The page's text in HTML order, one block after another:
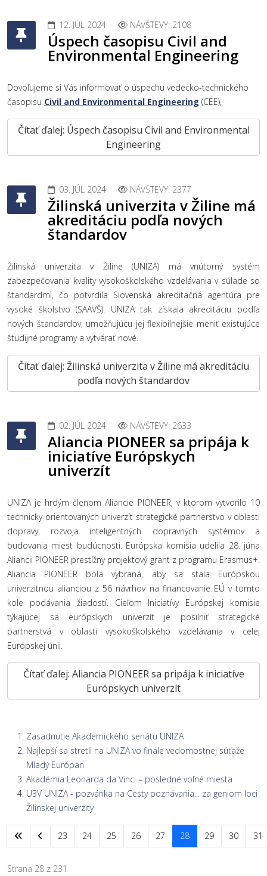
12. JÚL 2024 NÁVŠTEVY: 2108
Úspech časopisu Civil and
Environmental Engineering
Dovoľujeme si Vás informovať o úspechu vedecko-technického
časopisu Civil and Environmental Engineering (CEE),
Čítať ďalej: Úspech časopisu Civil and Environmental
Engineering
03. JÚL 2024 NÁVŠTEVY: 2377
Žilinská univerzita v Žiline má
akreditáciu podľa nových
štandardov
Žilinská univerzita v Žiline (UNIZA) má vnútorný systém
zabezpečovania kvality vysokoškolského vzdelávania v súlade so
štandardmi, čo potvrdila Slovenská akreditačná agentúra pre
vysoké školstvo (SAAVŠ). UNIZA tak získala akreditáciu podľa
nových štandardov, umožňujúcu jej flexibilnejšie meniť existujúce
študijné programy a vytvárať nové.
Čítať ďalej: Žilinská univerzita v Žiline má akreditáciu
podľa nových štandardov
02. JÚL 2024 NÁVŠTEVY: 2633
Aliancia PIONEER sa pripája k
iniciatíve Európskych
univerzít
UNIZA je hrdým členom Aliancie PIONEER, v ktorom vytvorilo 10
technicky orientovaných univerzít strategické partnerstvo v oblasti
dopravy, rozvoja inteligentných dopravných systémov a
budovania miest budúcnosti. Európska komisia udelila 28. júna
Aliancii PIONEER prestížny projektový grant z programu Erasmus+.
Aliancia PIONEER bola vybraná, aby sa stala Európskou
univerzitnou alianciou z 56 návrhov na financovanie EÚ v tomto
kole podávania žiadostí. Cieľom Iniciatívy Európskej komisie
týkajúcej sa európskych univerzít je posilniť strategické
partnerstvá v oblasti vysokoškolského vzdelávania v celej
Európskej únii.
Čítať ďalej: Aliancia PIONEER sa pripája k iniciatíve
Európskych univerzít
Zasadnutie Akademického senátu UNIZA
Najlepší sa stretli na UNIZA vo finále vedomostnej súťaže
Mladý Európan
Akadémia Leonarda da Vinci – posledné voľné miesta
U3V UNIZA - pozvánka na Cesty poznávania... za geniom loci
Žilinskej univerzity
23 24 25 26 27 28 29 30 31
Strana 28 z 231